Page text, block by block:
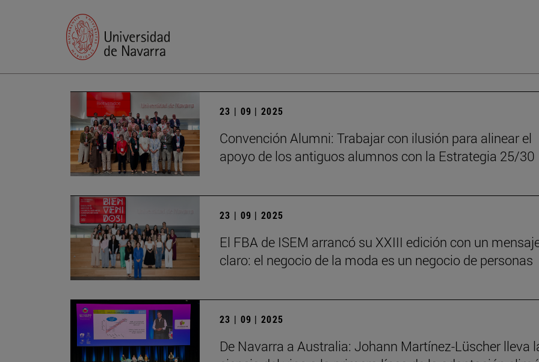
23 | 09 | 2025
Convención Alumni: Trabajar con ilusión para alinear el
apoyo de los antiguos alumnos con la Estrategia 25/30
23 | 09 | 2025
El FBA de ISEM arrancó su XXIII edición con un
claro: el negocio de la moda es un negocio de personas
23 | 09 | 2025
De Navarra a Australia: Johann Martínez-Lüscher lleva